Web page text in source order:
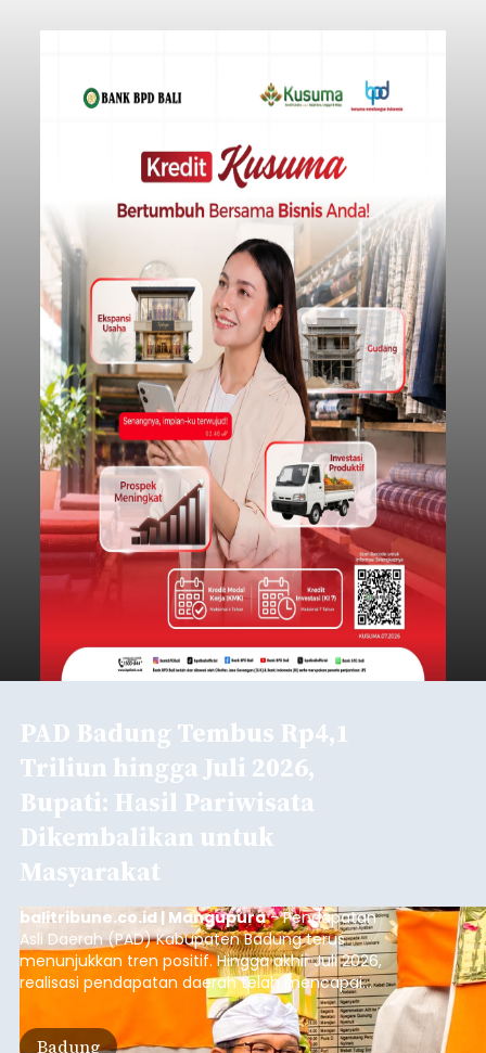
PAD Badung Tembus Rp4,1
Triliun hingga Juli 2026,
Bupati: Hasil Pariwisata
Dikembalikan untuk
Masyarakat
balitribune.co.id | Mangupura- Pendapatan
Asli Daerah (PAD) Kabupaten Badung terus
menunjukkan tren positif. Hingga akhir Juli 2026,
realisasi pendapatan daerah telah mencapai
Rp4,1 triliun atau rata-rata sekitar Rp730 miliar
per bulan, meningkat signifikan dibandingkan
rata-rata penerimaan sebelumnya yang berkisar
Badung